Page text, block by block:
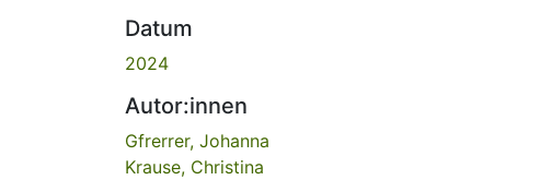
Datum
2024
Autor:innen
Gfrerrer, Johanna
Krause, Christina